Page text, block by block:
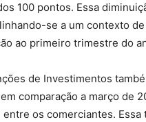
100 pontos. Essa
se a um contexto
ao primeiro trimestre do
de Investimentos
comparação a março de
os comerciantes.